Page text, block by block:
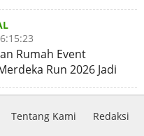
Rumah Event
Run 2026 Jadi
Tentang Kami Redaksi